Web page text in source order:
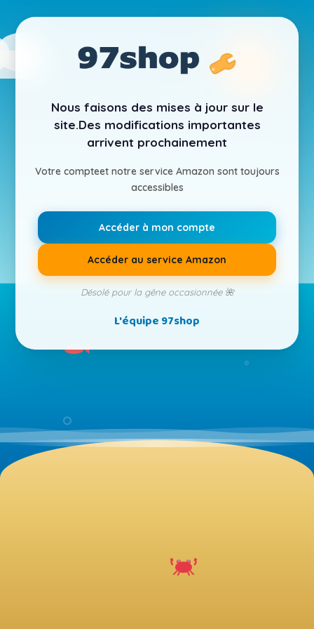
Nous faisons des mises à jour sur le
site.Des modifications importantes
arrivent prochainement
Votre compteet notre service Amazon sont toujours
accessibles
Accéder à mon compte
Accéder au service Amazon
Désolé pour la gêne occasionnée 🌺
L'équipe 97shop